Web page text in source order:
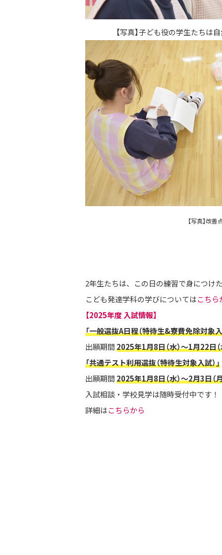
【写真】子ども役の学生たちは
【写真】改
2年生たちは、この日の練習で身につけ
こども発達学科の学びについてはこちら
【2025年度 入試情報】
「一般選抜A日程（特待生&寮費免除対象入
出願期間2025年1月8日（水）～1月22日（
「共通テスト利用選抜（特待生対象入試）」
出願期間2025年1月8日（水）～2月3日（
入試相談・学校見学は随時受付中です！
詳細はこちらから